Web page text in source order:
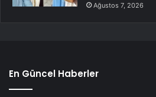
Ağustos 7, 2026
En Güncel Haberler